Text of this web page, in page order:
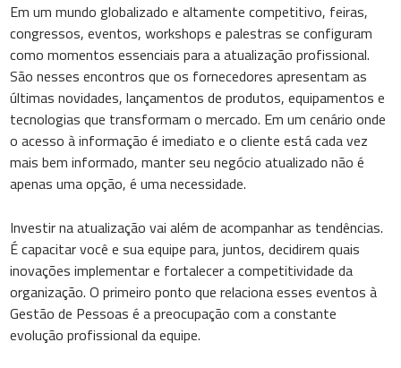
Em um mundo globalizado e altamente competitivo, feiras,
congressos, eventos, workshops e palestras se configuram
como momentos essenciais para a atualização profissional.
São nesses encontros que os fornecedores apresentam as
últimas novidades, lançamentos de produtos, equipamentos e
tecnologias que transformam o mercado. Em um cenário onde
o acesso à informação é imediato e o cliente está cada vez
mais bem informado, manter seu negócio atualizado não é
apenas uma opção, é uma necessidade.
Investir na atualização vai além de acompanhar as tendências.
É capacitar você e sua equipe para, juntos, decidirem quais
inovações implementar e fortalecer a competitividade da
organização. O primeiro ponto que relaciona esses eventos à
Gestão de Pessoas é a preocupação com a constante
evolução profissional da equipe.